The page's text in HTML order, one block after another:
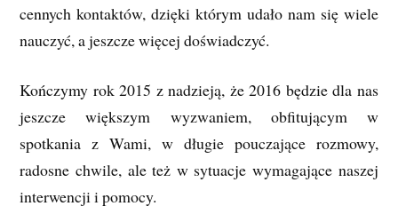
cennych kontaktów, dzięki którym udało nam się wiele
nauczyć, a jeszcze więcej doświadczyć.
Kończymy rok 2015 z nadzieją, że 2016 będzie dla nas
jeszcze większym wyzwaniem, obfitującym w
spotkania z Wami, w długie pouczające rozmowy,
radosne chwile, ale też w sytuacje wymagające naszej
interwencji i pomocy.